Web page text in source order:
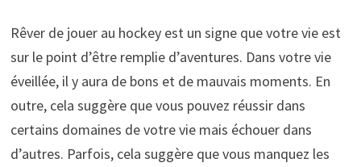
Rêver de jouer au hockey est un signe que votre vie est
sur le point d’être remplie d’aventures. Dans votre vie
éveillée, il y aura de bons et de mauvais moments. En
outre, cela suggère que vous pouvez réussir dans
certains domaines de votre vie mais échouer dans
d’autres. Parfois, cela suggère que vous manquez les